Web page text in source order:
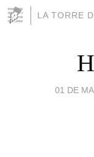
LA TORRE
01 DE